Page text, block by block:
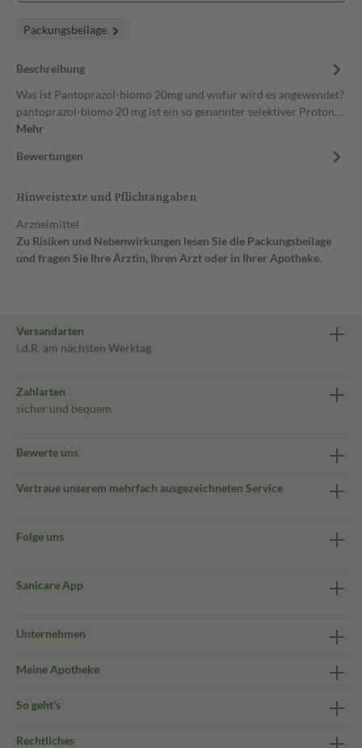
Packungsbeilage
Beschreibung
Was ist Pantoprazol-biomo 20mg und wofür wird es angewendet?
pantoprazol-biomo 20 mg ist ein so genannter selektiver Proton…
Mehr
Bewertungen
Hinweistexte und Pflichtangaben
Arzneimittel
Zu Risiken und Nebenwirkungen lesen Sie die Packungsbeilage
und fragen Sie Ihre Ärztin, Ihren Arzt oder in Ihrer Apotheke.
Versandarten
i.d.R. am nächsten Werktag
Zahlarten
sicher und bequem
Bewerte uns
Vertraue unserem mehrfach ausgezeichneten Service
Folge uns
Sanicare App
Unternehmen
Meine Apotheke
So geht's
Rechtliches